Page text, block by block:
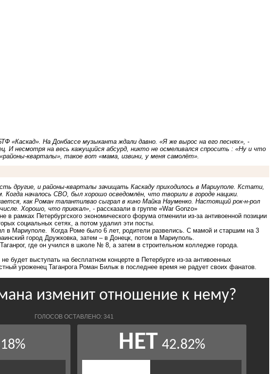
«Каскад». На Донбассе музыканта ждали давно. «Я же вырос на его песнях», -
И несмотря на весь кажущийся абсурд, никто не осмеливался спросить : «Ну и что
кварталы», такое вот «мама, извини, у меня самолёт».
другие, и районы-кварталы зачищать Каскаду приходилось в Мариуполе. Кстати,
началось СВО, был хорошо осведомлён, что творили в городе нацики.
как Роман талантилвао сыграл в кино Майка Науменко. Настоящий рок-н-рол
Хорошо, что приехал» , - рассказали в группе «War Gonzo»
в рамках Петербургского экономического форума отменили из-за антивоенной позиции
социальных сетях, а потом удалил эти посты.
в Мариуполе. Когда Роме было 6 лет, родители развелись. С мамой и старшим на 3
город Дружковка, затем – в Донецк, потом в Мариуполь.
где он учился в школе № 8, а затем в строительном колледже города.
будет выступать на бесплатном концерте в Петербурге из-за антивоенных
уроженец Таганрога Роман Билык в последнее время не радует своих фанатов.